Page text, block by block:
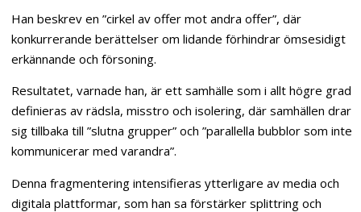
Han beskrev en ”cirkel av offer mot andra offer”, där
konkurrerande berättelser om lidande förhindrar ömsesidigt
erkännande och försoning.
Resultatet, varnade han, är ett samhälle som i allt högre grad
definieras av rädsla, misstro och isolering, där samhällen drar
sig tillbaka till ”slutna grupper” och ”parallella bubblor som inte
kommunicerar med varandra”.
Denna fragmentering intensifieras ytterligare av media och
digitala plattformar, som han sa förstärker splittring och